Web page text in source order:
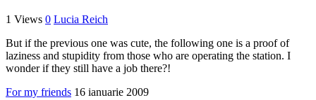
1 Views 0 Lucia Reich
But if the previous one was cute, the following one is a proof of
laziness and stupidity from those who are operating the station. I
wonder if they still have a job there?!
For my friends 16 ianuarie 2009